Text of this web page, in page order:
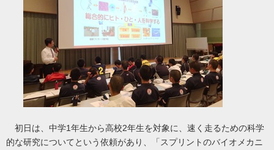
初日は、中学1年生から高校2年生を対象に、速く走るための科学
的な研究についてという依頼があり、「スプリントのバイオメカニ